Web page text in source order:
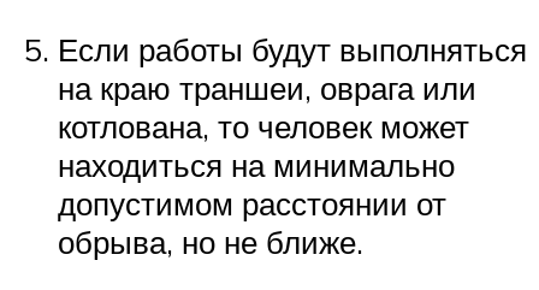
Если работы будут выполняться
на краю траншеи, оврага или
котлована, то человек может
находиться на минимально
допустимом расстоянии от
обрыва, но не ближе.